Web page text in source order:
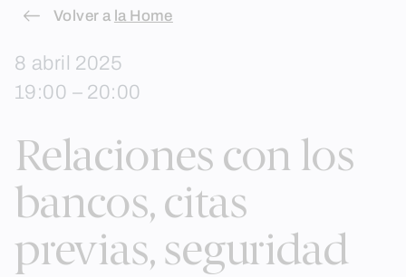
Skip
content
Volver a la Home
8 abril 2025
19:00 – 20:00
Relaciones con los
bancos, citas
previas, seguridad